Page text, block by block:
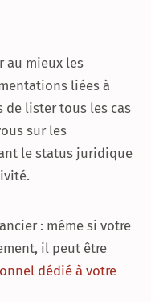
au mieux les
liées à
de lister tous les cas
sur les
le status juridique
: même si votre
il peut être
dédié à votre